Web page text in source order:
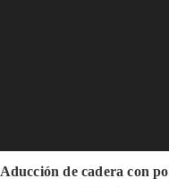
Aducción de cadera con